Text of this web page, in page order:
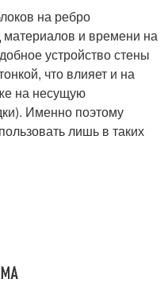
на ребро
материалов и времени на
устройство стены
что влияет и на
на несущую
Именно поэтому
лишь в таких